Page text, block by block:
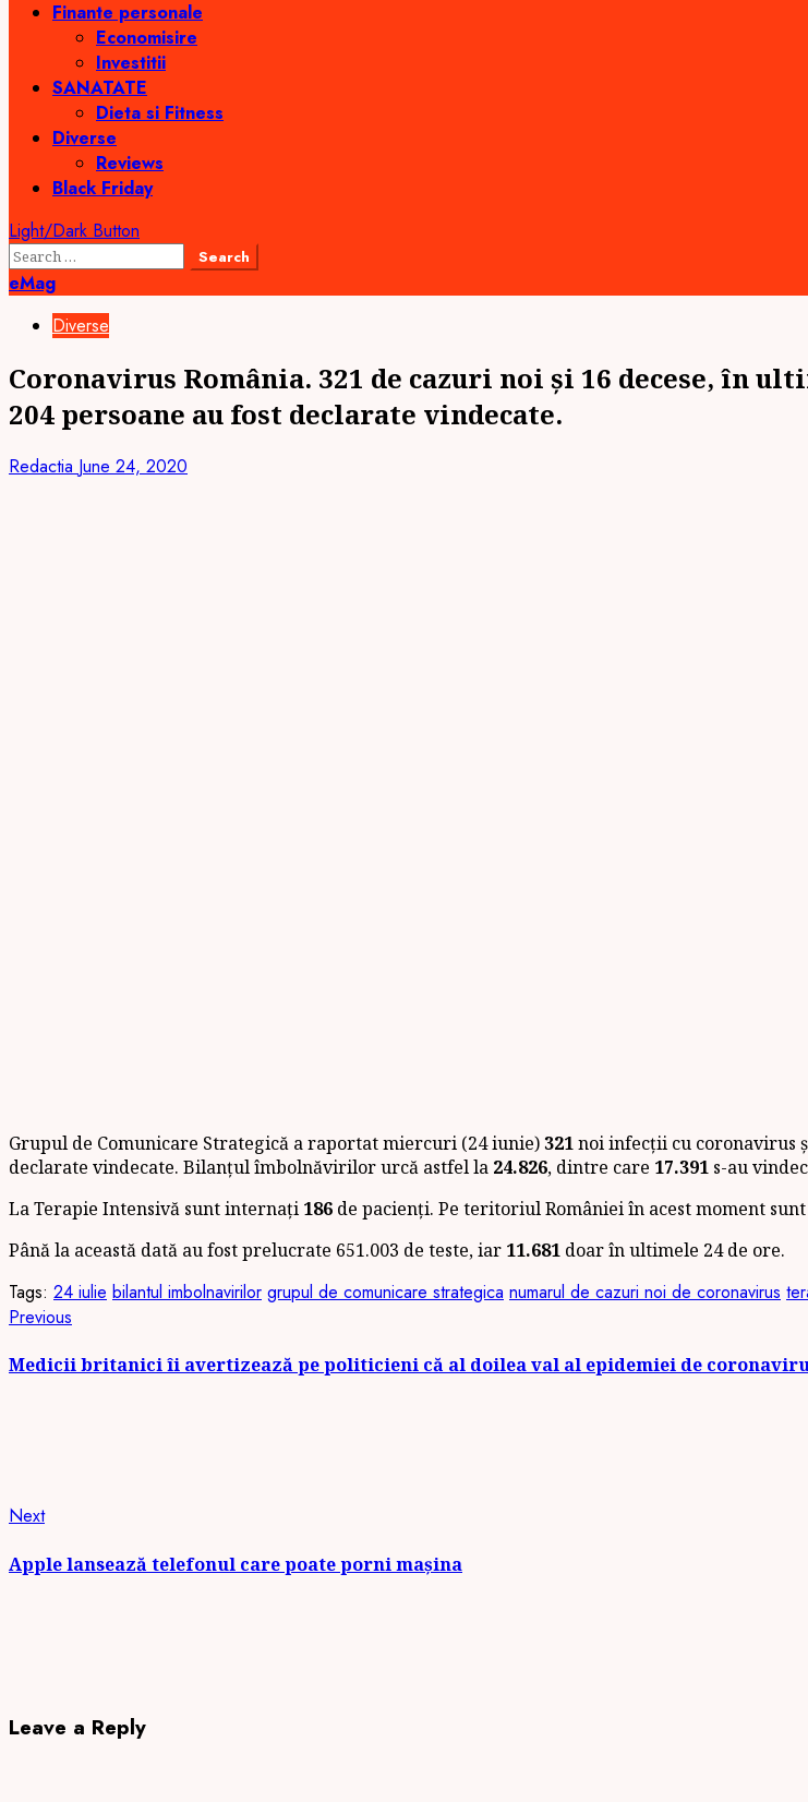
Finante personale
Economisire
Investitii
SANATATE
Dieta si Fitness
Diverse
Reviews
Black Friday
Light/Dark Button
Search
for:
eMag
Diverse
Coronavirus România. 321 de cazuri noi și 16 decese, în
204 persoane au fost declarate vindecate.
Redactia June 24, 2020
Grupul de Comunicare Strategică a raportat miercuri (24 iunie) 321noi infecții cu coronavirus
declarate vindecate. Bilanțul îmbolnăvirilor urcă astfel la 24.826, dintre care 17.391 s-au
La Terapie Intensivă sunt internați 186 de pacienți. Pe teritoriul României în acest moment sunt
Până la această dată au fost prelucrate 651.003 de teste, iar 11.681 doar în ultimele 24 de ore.
Tags: 24 iulie bilantul imbolnavirilor grupul de comunicare strategica numarul de cazuri noi de coronavirus
Continue
Reading
Previous
Medicii britanici îi avertizează pe politicieni că al doilea val al epidemiei de
NextNext
Apple lansează telefonul care poate porni mașina
Leave a Reply